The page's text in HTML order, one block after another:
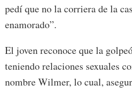
pedí que no la corriera de la
enamorado”.
El joven reconoce que la
teniendo relaciones sexuales
nombre Wilmer, lo cual,